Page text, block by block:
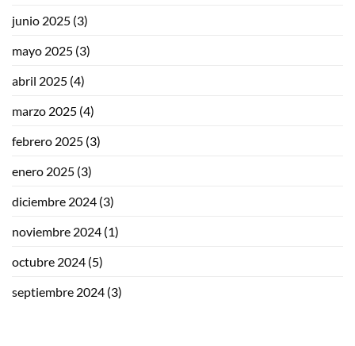
junio 2025 (3)
mayo 2025 (3)
abril 2025 (4)
marzo 2025 (4)
febrero 2025 (3)
enero 2025 (3)
diciembre 2024 (3)
noviembre 2024 (1)
octubre 2024 (5)
septiembre 2024 (3)